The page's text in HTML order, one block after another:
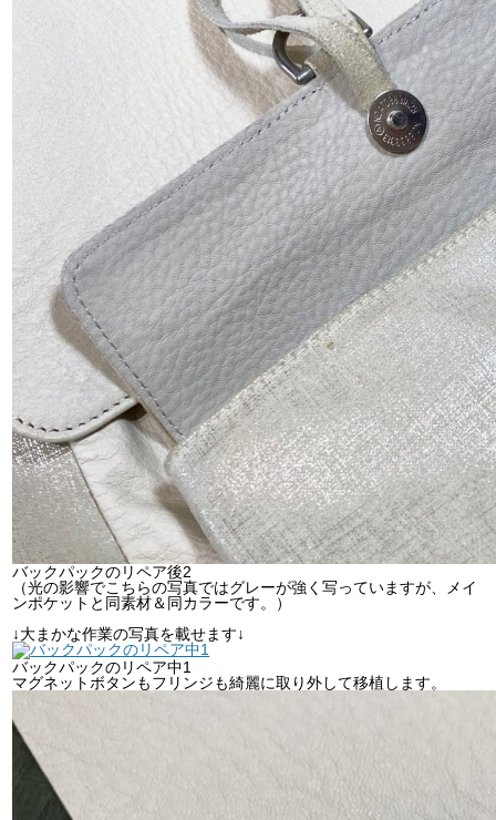
バックパックのリペア後2
（光の影響でこちらの写真ではグレーが強く写っていますが、メイ
ンポケットと同素材＆同カラーです。）
↓大まかな作業の写真を載せます↓
バックパックのリペア中1
マグネットボタンもフリンジも綺麗に取り外して移植します。